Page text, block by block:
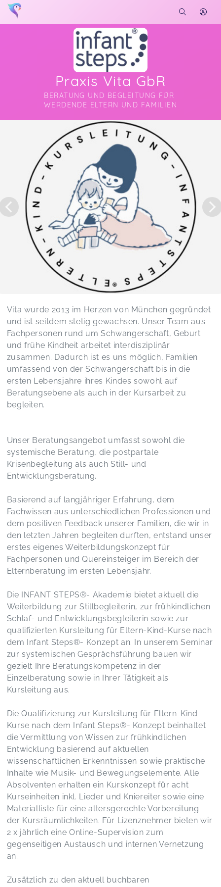
Praxis Vita GbR
BERATUNG UND BEGLEITUNG FÜR
WERDENDE ELTERN UND FAMILIEN
Soon you will learn more about me here...
Vita wurde 2013 im Herzen von München gegründet
und ist seitdem stetig gewachsen. Unser Team aus
Fachpersonen rund um Schwangerschaft, Geburt
und frühe Kindheit arbeitet interdisziplinär
zusammen. Dadurch ist es uns möglich, Familien
umfassend von der Schwangerschaft bis in die
ersten Lebensjahre ihres Kindes sowohl auf
Beratungsebene als auch in der Kursarbeit zu
begleiten.
Unser Beratungsangebot umfasst sowohl die
systemische Beratung, die postpartale
Krisenbegleitung als auch Still- und
Entwicklungsberatung.
Basierend auf langjähriger Erfahrung, dem
Fachwissen aus unterschiedlichen Professionen und
dem positiven Feedback unserer Familien, die wir in
den letzten Jahren begleiten durften, entstand unser
erstes eigenes Weiterbildungskonzept für
Fachpersonen und Quereinsteiger im Bereich der
Elternberatung im ersten Lebensjahr.
Die INFANT STEPS®️- Akademie bietet aktuell die
Weiterbildung zur Stillbegleiterin, zur frühkindlichen
Schlaf- und Entwicklungsbegleiterin sowie zur
qualifizierten Kursleitung für Eltern-Kind-Kurse nach
dem Infant Steps®️- Konzept an. In unserem Seminar
zur systemischen Gesprächsführung bauen wir
gezielt Ihre Beratungskompetenz in der
Einzelberatung sowie in Ihrer Tätigkeit als
Kursleitung aus.
Die Qualifizierung zur Kursleitung für Eltern-Kind-
Kurse nach dem Infant Steps®️- Konzept beinhaltet
die Vermittlung von Wissen zur frühkindlichen
Entwicklung basierend auf aktuellen
wissenschaftlichen Erkenntnissen sowie praktische
Inhalte wie Musik- und Bewegungselemente. Alle
Absolventen erhalten ein Kurskonzept für acht
Kurseinheiten inkl. Lieder und Kniereiter sowie eine
Materialliste für eine altersgerechte Vorbereitung
der Kursräumlichkeiten. Für Lizenznehmer bieten wir
2 x jährlich eine Online-Supervision zum
gegenseitigen Austausch und internen Vernetzung
an.
Zusätzlich zu den aktuell buchbaren